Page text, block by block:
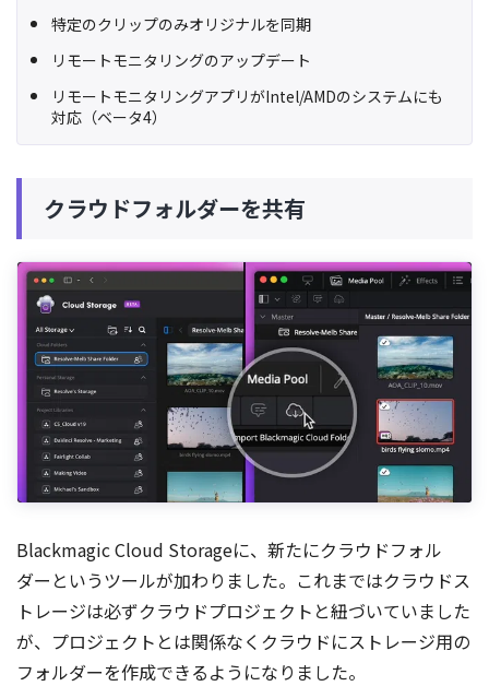
特定のクリップのみオリジナルを同期
リモートモニタリングのアップデート
リモートモニタリングアプリがIntel/AMDのシステムにも
対応（ベータ4）
クラウドフォルダーを共有
Blackmagic Cloud Storageに、新たにクラウドフォル
ダーというツールが加わりました。これまではクラウドス
トレージは必ずクラウドプロジェクトと紐づいていました
が、プロジェクトとは関係なくクラウドにストレージ用の
フォルダーを作成できるようになりました。